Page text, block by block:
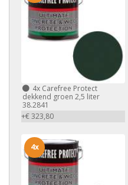
4x Carefree Protect
dekkend groen 2,5 liter
38.2841
+€ 323,80
4x